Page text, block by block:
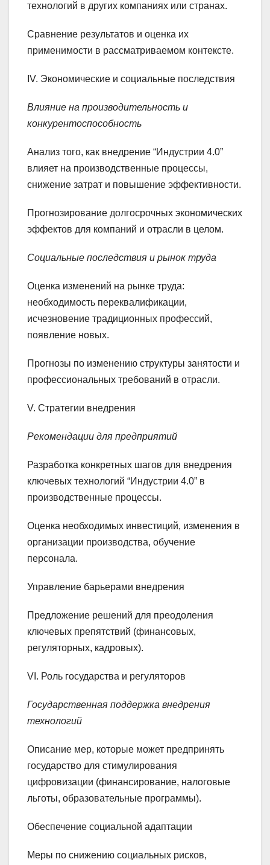
технологий в других компаниях или странах.
Сравнение результатов и оценка их
применимости в рассматриваемом контексте.
IV. Экономические и социальные последствия
Влияние на производительность и
конкурентоспособность
Анализ того, как внедрение “Индустрии 4.0”
влияет на производственные процессы,
снижение затрат и повышение эффективности.
Прогнозирование долгосрочных экономических
эффектов для компаний и отрасли в целом.
Социальные последствия и рынок труда
Оценка изменений на рынке труда:
необходимость переквалификации,
исчезновение традиционных профессий,
появление новых.
Прогнозы по изменению структуры занятости и
профессиональных требований в отрасли.
V. Стратегии внедрения
Рекомендации для предприятий
Разработка конкретных шагов для внедрения
ключевых технологий “Индустрии 4.0” в
производственные процессы.
Оценка необходимых инвестиций, изменения в
организации производства, обучение
персонала.
Управление барьерами внедрения
Предложение решений для преодоления
ключевых препятствий (финансовых,
регуляторных, кадровых).
VI. Роль государства и регуляторов
Государственная поддержка внедрения
технологий
Описание мер, которые может предпринять
государство для стимулирования
цифровизации (финансирование, налоговые
льготы, образовательные программы).
Обеспечение социальной адаптации
Меры по снижению социальных рисков,